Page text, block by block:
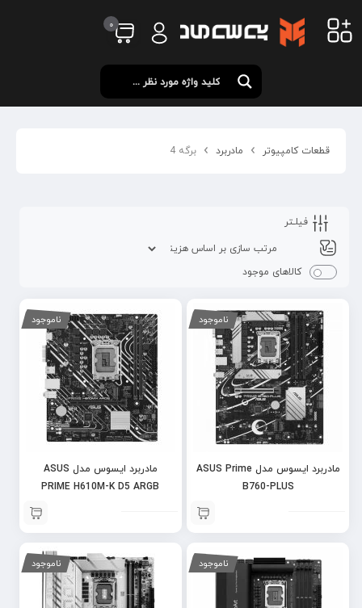
0
قطعات کامپیوتر مادربرد برگه 4
فیلـتر
کالاهای موجود
ناموجود
مادربرد ایسوس مدل ASUS Prime
B760-PLUS
ناموجود
مادربرد ایسوس مدل ASUS
PRIME H610M-K D5 ARGB
ناموجود ناموجود